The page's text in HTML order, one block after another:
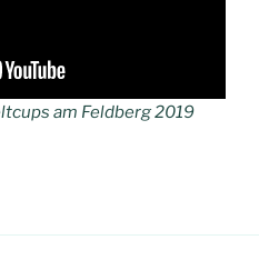
am Feldberg 2019